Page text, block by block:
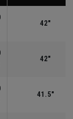
42"
42"
41.5"